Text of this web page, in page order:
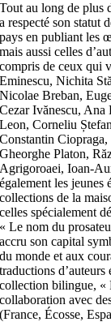
Tout au long de plus
a respecté son statut
pays en publiant les
mais aussi celles
compris de ceux qui
Eminescu, Nichita
Nicolae Breban,
Cezar Ivănescu,
Leon, Corneliu
Constantin
Gheorghe Platon,
Agrigoroaei, Ioan-
également les jeunes
collections de la
celles spécialement
« Le nom du
accru son capital
du monde et aux
traductions
collection bilingue, «
collaboration avec
(France, Écosse,